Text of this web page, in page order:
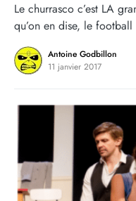
Le churrasco c’est LA
qu’on en dise, le
Antoine Godbillon
11 janvier 2017